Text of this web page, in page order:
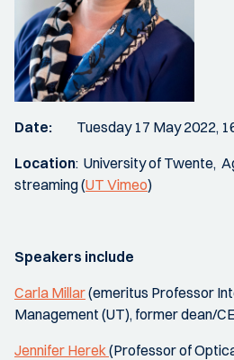
Date: Tuesday 17 May 2022,
Location: University of Twente,
streaming (UT Vimeo)
Speakers include
Carla Millar(emeritus Professor
Management (UT), former dean/
Jennifer Herek(Professor of